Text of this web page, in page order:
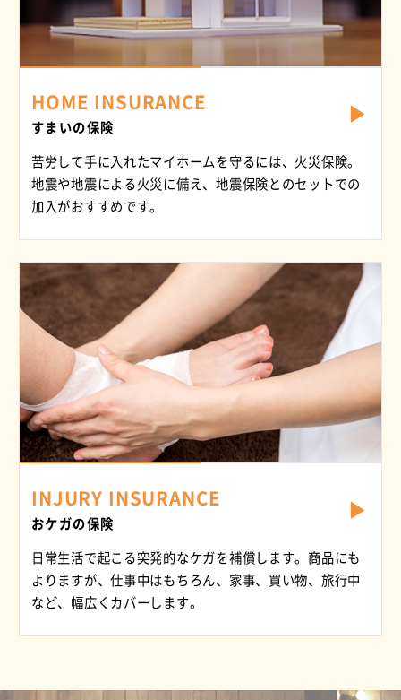
HOME INSURANCE
すまいの保険
苦労して手に入れたマイホームを守るには、火災保険。
地震や地震による火災に備え、地震保険とのセットでの
加入がおすすめです。
INJURY INSURANCE
おケガの保険
日常生活で起こる突発的なケガを補償します。商品にも
よりますが、仕事中はもちろん、家事、買い物、旅行中
など、幅広くカバーします。